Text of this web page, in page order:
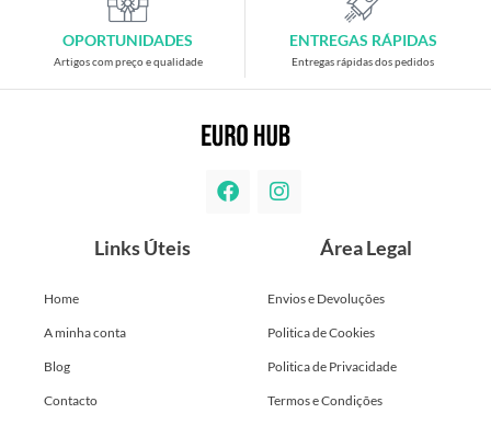
OPORTUNIDADES
Artigos com preço e qualidade
ENTREGAS RÁPIDAS
Entregas rápidas dos pedidos
Links Úteis
Home
A minha conta
Blog
Contacto
Área Legal
Envios e Devoluções
Politica de Cookies
Politica de Privacidade
Termos e Condições